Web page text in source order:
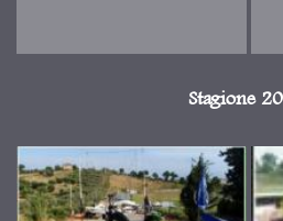
Stagione